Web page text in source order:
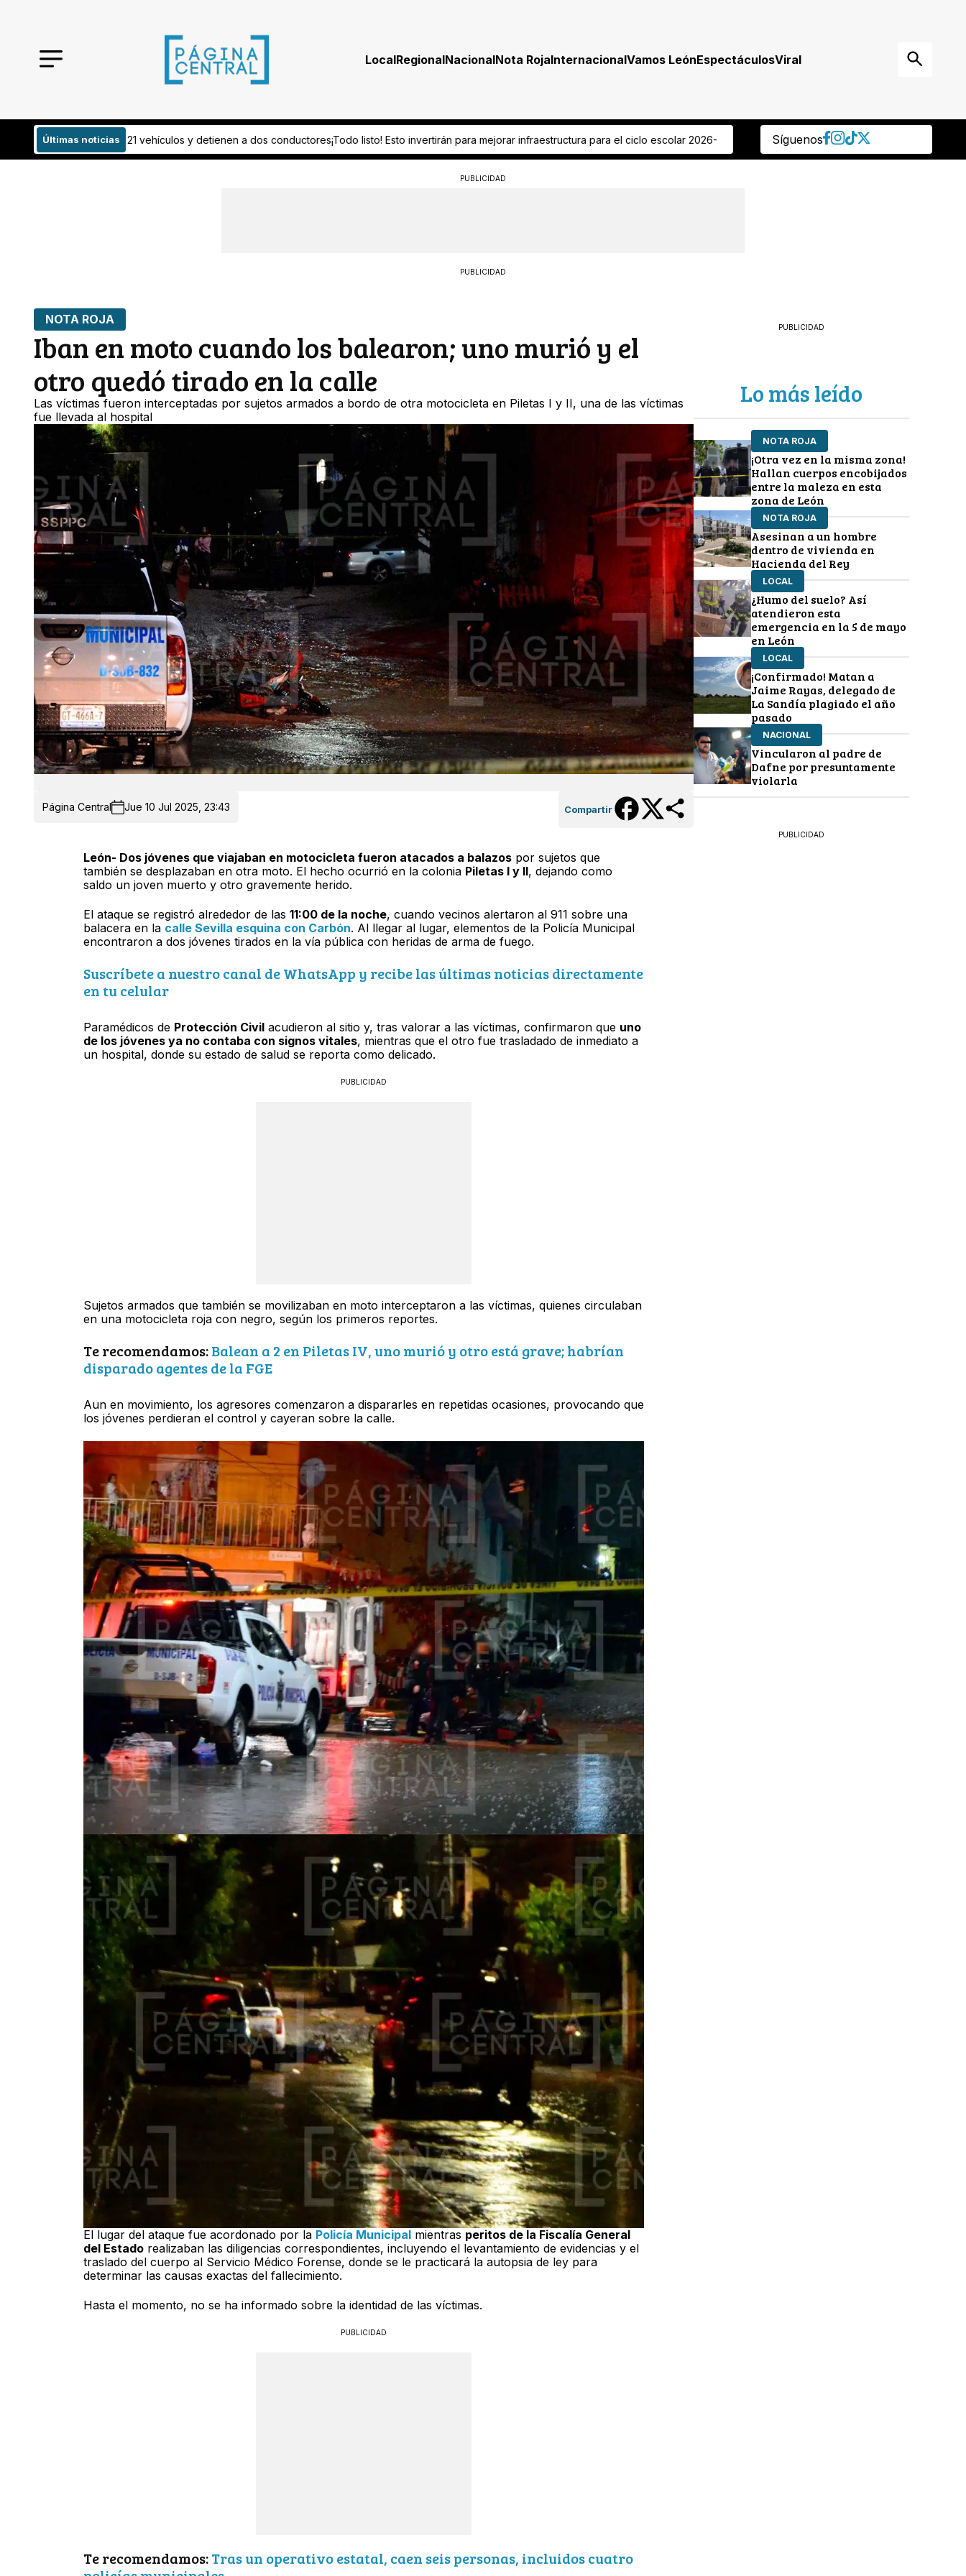
LocalRegionalNacionalNota RojaInternacionalVamos LeónEspectáculosViral
Últimas noticias
detienen a dos conductores ¡Todo listo! Esto invertirán para mejorar infraestructura para el ciclo escolar 2026-2027“Es omisión grave” Regidora panista reprocha que ocultaran muerte de delegado de
Síguenos
PUBLICIDAD
PUBLICIDAD
NOTA ROJA
Iban en moto cuando los balearon; uno murió y el
otro quedó tirado en la calle
Las víctimas fueron interceptadas por sujetos armados a bordo de otra motocicleta en Piletas I y II, una de las víctimas
fue llevada al hospital
Página Central Jue 10 Jul 2025, 23:43 Compartir
León- Dos jóvenes que viajaban en motocicleta fueron atacados a balazospor sujetos que
también se desplazaban en otra moto. El hecho ocurrió en la colonia Piletas I y II, dejando como
saldo un joven muerto y otro gravemente herido.
El ataque se registró alrededor de las 11:00 de la noche, cuando vecinos alertaron al 911 sobre una
balacera en la calle Sevilla esquina con Carbón. Al llegar al lugar, elementos de la Policía Municipal
encontraron a dos jóvenes tirados en la vía pública con heridas de arma de fuego.
Suscríbete a nuestro canal de WhatsApp y recibe las últimas noticias directamente
en tu celular
Paramédicos de Protección Civilacudieron al sitio y, tras valorar a las víctimas, confirmaron que uno
de los jóvenes ya no contaba con signos vitales, mientras que el otro fue trasladado de inmediato a
un hospital, donde su estado de salud se reporta como delicado.
PUBLICIDAD
Sujetos armados que también se movilizaban en moto interceptaron a las víctimas, quienes circulaban
en una motocicleta roja con negro, según los primeros reportes.
Te recomendamos:Balean a 2 en Piletas IV, uno murió y otro está grave; habrían
disparado agentes de la FGE
Aun en movimiento, los agresores comenzaron a dispararles en repetidas ocasiones, provocando que
los jóvenes perdieran el control y cayeran sobre la calle.
El lugar del ataque fue acordonado por la Policía Municipalmientras peritos de la Fiscalía General
del Estadorealizaban las diligencias correspondientes, incluyendo el levantamiento de evidencias y el
traslado del cuerpo al Servicio Médico Forense, donde se le practicará la autopsia de ley para
determinar las causas exactas del fallecimiento.
Hasta el momento, no se ha informado sobre la identidad de las víctimas.
PUBLICIDAD
Te recomendamos:Tras un operativo estatal, caen seis personas, incluidos cuatro
PUBLICIDAD
Lo más leído
NOTA ROJA
¡Otra vez en la misma zona!
Hallan cuerpos encobijados
entre la maleza en esta
zona de León
NOTA ROJA
Asesinan a un hombre
dentro de vivienda en
Hacienda del Rey
LOCAL
¿Humo del suelo? Así
atendieron esta
emergencia en la 5 de mayo
en León
LOCAL
¡Confirmado! Matan a
Jaime Rayas, delegado de
La Sandía plagiado el año
pasado
NACIONAL
Vincularon al padre de
Dafne por presuntamente
violarla
PUBLICIDAD